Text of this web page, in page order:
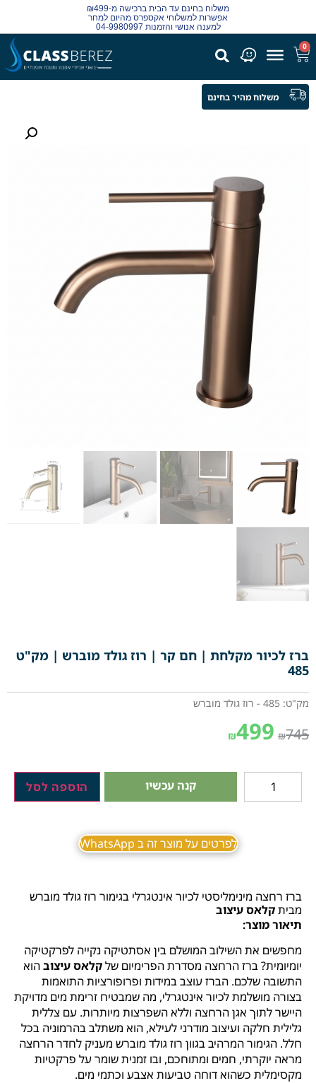
משלוח בחינם עד הבית ברכישה מ-₪499
אפשרות למשלוחי אקספרס מהיום למחר
למענה אנושי והזמנות 04-9980997
0
ברז לכיור מקלחת | חם קר | רוז גולד מוברש | מק"ט
485
מק"ט: 485 - רוז גולד מוברש
₪745
₪499
קנה עכשיו הוספה לסל
לפרטים על מוצר זה ב WhatsApp
ברז רחצה מינימליסטי לכיור אינטגרלי בגימור רוז גולד מוברש
מביתקלאס עיצוב
תיאור מוצר:
מחפשים את השילוב המושלם בין אסתטיקה נקייה לפרקטיקה
יומיומית? ברז הרחצה מסדרת הפרימיום שלקלאס עיצובהוא
התשובה שלכם. הברז עוצב במידות ופרופורציות התואמות
בצורה מושלמת לכיור אינטגרלי, מה שמבטיח זרימת מים מדויקת
היישר לתוך אגן הרחצה וללא השפרצות מיותרות. עם צללית
גלילית חלקה ועיצוב מודרני לעילא, הוא משתלב בהרמוניה בכל
חלל. הגימור המרהיב בגוון רוז גולד מוברש מעניק לחדר הרחצה
מראה יוקרתי, חמים ומתוחכם, ובו זמנית שומר על פרקטיות
מקסימלית כשהוא דוחה טביעות אצבע וכתמי מים.
משלוח מהיר בחינם